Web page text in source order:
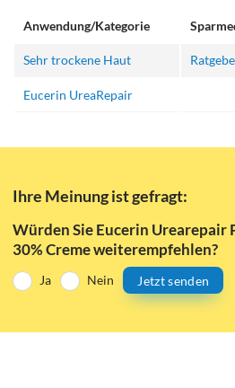
Anwendung/Kategorie
Sehr trockene Haut
Eucerin UreaRepair
Ihre Meinung ist gefragt:
Würden Sie Eucerin Urearepair
30% Creme weiterempfehlen?
Ja Nein Jetzt senden